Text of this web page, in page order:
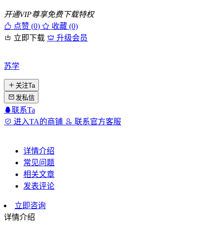
开通VIP尊享免费下载特权
点赞 (0)
收藏 (0)
立即下载
升级会员
苏学
关注Ta
发私信
联系Ta
进入TA的商铺
联系官方客服
详情介绍
常见问题
相关文章
发表评论
立即咨询
详情介绍